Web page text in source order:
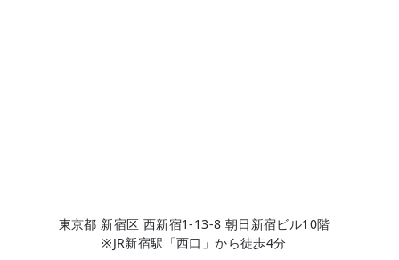
東京都 新宿区 西新宿1-13-8 朝日新宿ビル10階
※JR新宿駅「西口」から徒歩4分